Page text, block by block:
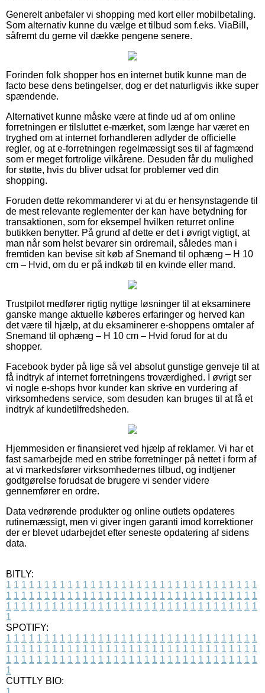
Generelt anbefaler vi shopping med kort eller mobilbetaling.
Som alternativ kunne du vælge et tilbud som f.eks. ViaBill,
såfremt du gerne vil dække pengene senere.
Forinden folk shopper hos en internet butik kunne man de
facto bese dens betingelser, dog er det naturligvis ikke super
spændende.
Alternativet kunne måske være at finde ud af om online
forretningen er tilsluttet e-mærket, som længe har været en
tryghed om at internet forhandleren adlyder de officielle
regler, og at e-forretningen regelmæssigt ses til af fagmænd
som er meget fortrolige vilkårene. Desuden får du mulighed
for støtte, hvis du bliver udsat for problemer ved din
shopping.
Foruden dette rekommanderer vi at du er hensynstagende til
de mest relevante reglementer der kan have betydning for
transaktionen, som for eksempel hvilken returret online
butikken benytter. På grund af dette er det i øvrigt vigtigt, at
man når som helst bevarer sin ordremail, således man i
fremtiden kan bevise sit køb af Snemand til ophæng – H 10
cm – Hvid, om du er på indkøb til en kvinde eller mand.
Trustpilot medfører rigtig nyttige løsninger til at eksaminere
ganske mange aktuelle køberes erfaringer og herved kan
det være til hjælp, at du eksaminerer e-shoppens omtaler af
Snemand til ophæng – H 10 cm – Hvid forud for at du
shopper.
Facebook byder på lige så vel absolut gunstige genveje til at
få indtryk af internet forretningens troværdighed. I øvrigt ser
vi nogle e-shops hvor kunder kan skrive en vurdering af
virksomhedens service, som desuden kan bruges til at få et
indtryk af kundetilfredsheden.
Hjemmesiden er finansieret ved hjælp af reklamer. Vi har et
fast samarbejde med en stribe forretninger på nettet i form af
at vi markedsfører virksomhedernes tilbud, og indtjener
godtgørelse forudsat de brugere vi sender videre
gennemfører en ordre.
Data vedrørende produkter og online outlets opdateres
rutinemæssigt, men vi giver ingen garanti imod korrektioner
der er blevet udarbejdet efter seneste opdatering af sidens
data.
BITLY:
1 1 1 1 1 1 1 1 1 1 1 1 1 1 1 1 1 1 1 1 1 1 1 1 1 1 1 1 1 1 1 1 1
1 1 1 1 1 1 1 1 1 1 1 1 1 1 1 1 1 1 1 1 1 1 1 1 1 1 1 1 1 1 1 1 1
1 1 1 1 1 1 1 1 1 1 1 1 1 1 1 1 1 1 1 1 1 1 1 1 1 1 1 1 1 1 1 1 1
1
SPOTIFY:
1 1 1 1 1 1 1 1 1 1 1 1 1 1 1 1 1 1 1 1 1 1 1 1 1 1 1 1 1 1 1 1 1
1 1 1 1 1 1 1 1 1 1 1 1 1 1 1 1 1 1 1 1 1 1 1 1 1 1 1 1 1 1 1 1 1
1 1 1 1 1 1 1 1 1 1 1 1 1 1 1 1 1 1 1 1 1 1 1 1 1 1 1 1 1 1 1 1 1
1
CUTTLY BIO: